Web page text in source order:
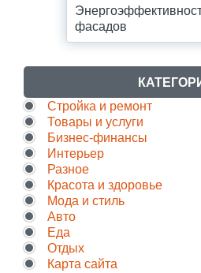
фасадов
Стройка и ремонт
Товары и услуги
Бизнес-финансы
Интерьер
Разное
Красота и здоровье
Мода и стиль
Авто
Еда
Отдых
Карта сайта